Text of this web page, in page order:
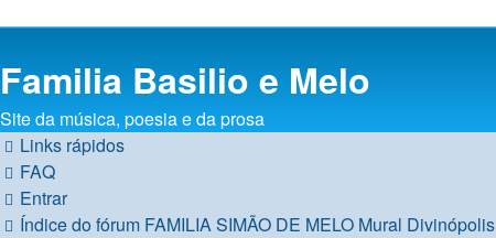
Familia Basilio e Melo
Site da música, poesia e da prosa
Links rápidos
FAQ
Entrar
Índice do fórum FAMILIA SIMÃO DE MELO Mural Divinópolis